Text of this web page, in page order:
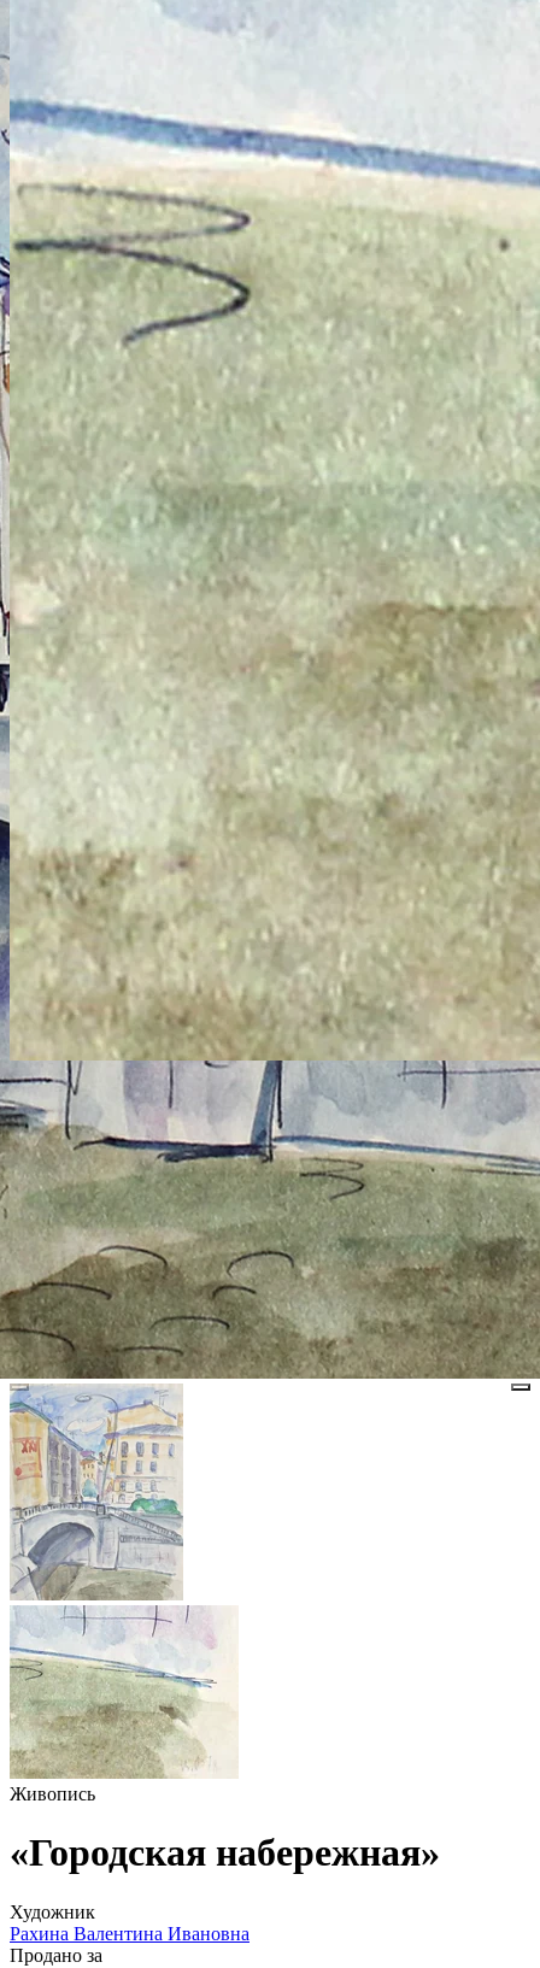
Живопись
«Городская набережная»
Художник
Рахина Валентина Ивановна
Продано за